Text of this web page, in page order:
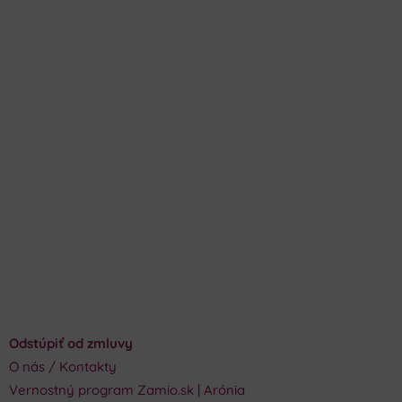
Odstúpiť od zmluvy
O nás / Kontakty
Vernostný program Zamio.sk | Arónia